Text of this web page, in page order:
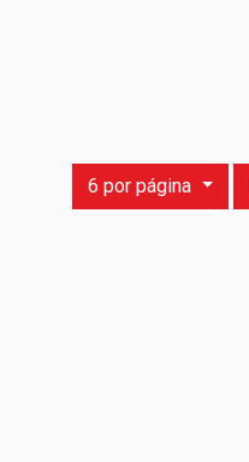
6 por página